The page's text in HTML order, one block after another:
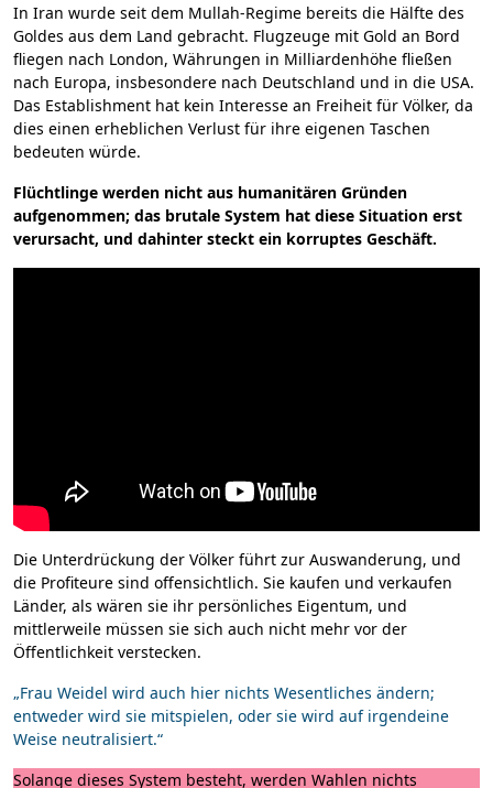
In Iran wurde seit dem Mullah-Regime bereits die Hälfte des
Goldes aus dem Land gebracht. Flugzeuge mit Gold an Bord
fliegen nach London, Währungen in Milliardenhöhe fließen
nach Europa, insbesondere nach Deutschland und in die USA.
Das Establishment hat kein Interesse an Freiheit für Völker, da
dies einen erheblichen Verlust für ihre eigenen Taschen
bedeuten würde.
Flüchtlinge werden nicht aus humanitären Gründen
aufgenommen; das brutale System hat diese Situation erst
verursacht, und dahinter steckt ein korruptes Geschäft.
Die Unterdrückung der Völker führt zur Auswanderung, und
die Profiteure sind offensichtlich. Sie kaufen und verkaufen
Länder, als wären sie ihr persönliches Eigentum, und
mittlerweile müssen sie sich auch nicht mehr vor der
Öffentlichkeit verstecken.
„Frau Weidel wird auch hier nichts Wesentliches ändern;
entweder wird sie mitspielen, oder sie wird auf irgendeine
Weise neutralisiert.“
Solange dieses System besteht, werden Wahlen nichts